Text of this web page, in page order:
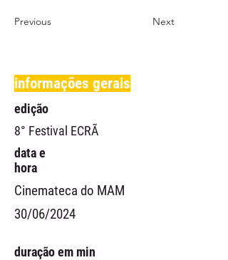
Previous Next
informações gerais
edição
8° Festival ECRÃ
data e
hora
Cinemateca do MAM
30/06/2024
duração em min